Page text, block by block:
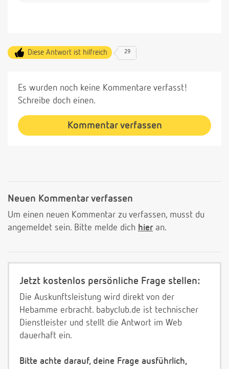
Diese Antwort ist hilfreich 29
Es wurden noch keine Kommentare verfasst!
Schreibe doch einen.
Kommentar verfassen
Neuen Kommentar verfassen
Um einen neuen Kommentar zu verfassen, musst du
angemeldet sein. Bitte melde dich hier an.
Jetzt kostenlos persönliche Frage stellen:
Die Auskunftsleistung wird direkt von der
Hebamme erbracht. babyclub.de ist technischer
Dienstleister und stellt die Antwort im Web
dauerhaft ein.
Bitte achte darauf, deine Frage ausführlich,